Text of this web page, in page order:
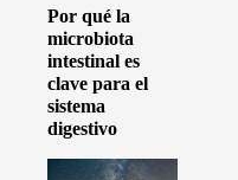
Por qué la
microbiota
intestinal es
clave para el
sistema
digestivo